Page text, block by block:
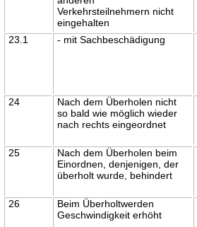
Verkehrsteilnehmern nicht
eingehalten
23.1 - mit Sachbeschädigung
24
Nach dem Überholen nicht
so bald wie möglich wieder
nach rechts eingeordnet
25
Nach dem Überholen beim
Einordnen, denjenigen, der
überholt wurde, behindert
26
Beim Überholtwerden
Geschwindigkeit erhöht